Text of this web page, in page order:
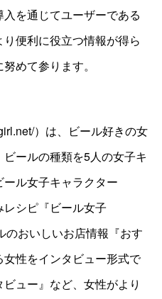
を通じてユーザーである
便利に役立つ情報が得ら
めて参ります。
）は、ビール好きの女
ールの種類を5人の女子キ
ル女子キャラクター
シピ『ビール女子
のおいしいお店情報『おす
性をインタビュー形式で
ュー』など、女性がより